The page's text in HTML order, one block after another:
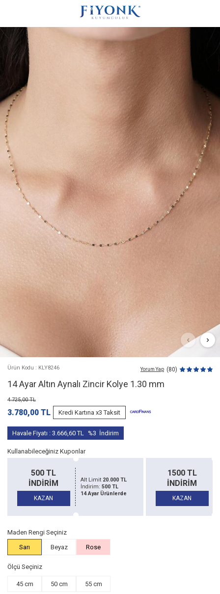
Ürün Kodu : KLY8246 Yorum Yap (80)
14 Ayar Altın Aynalı Zincir Kolye 1.30 mm
4.725,00TL
3.780,00 TL Kredi Kartına x3 Taksit
Havale Fiyatı : 3.666,60TL %3 İndirim
Kullanabileceğiniz Kuponlar
500 TL
İNDİRİM
KAZAN
Alt Limit 20.000 TL
İndirim: 500 TL
14 Ayar Ürünlerde
1500 TL
İNDİRİM
KAZAN
Maden Rengi Seçiniz
Sarı
Beyaz Rose
Ölçü Seçiniz
45 cm 50 cm 55 cm